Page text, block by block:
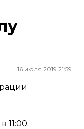
16 июля 2019 21:59
11:00.